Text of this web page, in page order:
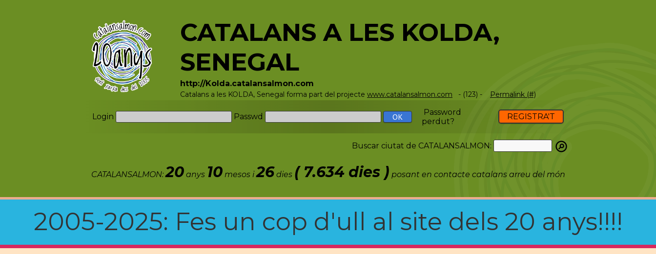
CATALANS A LES KOLDA,
SENEGAL
http://Kolda.catalansalmon.com
Catalans a les KOLDA, Senegal forma part del projecte www.catalansalmon.com - (123) - Permalink (#)
Login Passwd
Password
perdut?
REGISTRA'T
Buscar ciutat de CATALANSALMON:
CATALANSALMON:20anys 10mesos i26dies ( 7.634 dies ) posant en contacte catalans arreu del món
2005-2025: Fes un cop d'ull al site dels 20 anys!!!!